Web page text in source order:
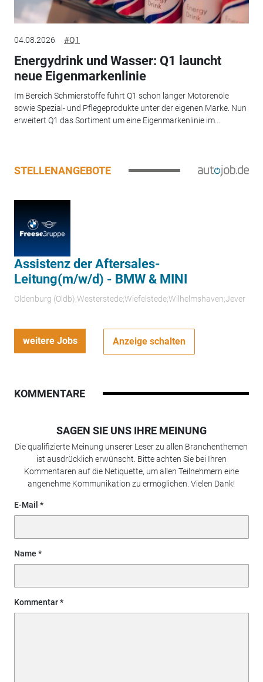
04.08.2026 #Q1
Energydrink und Wasser: Q1 launcht
neue Eigenmarkenlinie
Im Bereich Schmierstoffe führt Q1 schon länger Motorenöle
sowie Spezial- und Pflegeprodukte unter der eigenen Marke. Nun
erweitert Q1 das Sortiment um eine Eigenmarkenlinie im...
STELLENANGEBOTE
Assistenz der Aftersales-
Leitung(m/w/d) - BMW & MINI
Oldenburg (Oldb);Westerstede;Wiefelstede;Wilhelmshaven;Jever
weitere Jobs Anzeige schalten
KOMMENTARE
SAGEN SIE UNS IHRE MEINUNG
Die qualifizierte Meinung unserer Leser zu allen Branchenthemen
ist ausdrücklich erwünscht. Bitte achten Sie bei Ihren
Kommentaren auf die Netiquette, um allen Teilnehmern eine
angenehme Kommunikation zu ermöglichen. Vielen Dank!
E-Mail
Name
Kommentar